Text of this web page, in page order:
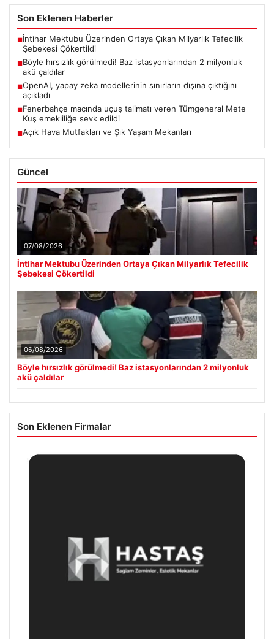
Son Eklenen Haberler
■İntihar Mektubu Üzerinden Ortaya Çıkan Milyarlık Tefecilik
Şebekesi Çökertildi
■Böyle hırsızlık görülmedi! Baz istasyonlarından 2 milyonluk
akü çaldılar
■OpenAI, yapay zeka modellerinin sınırların dışına çıktığını
açıkladı
■Fenerbahçe maçında uçuş talimatı veren Tümgeneral Mete
Kuş emekliliğe sevk edildi
■Açık Hava Mutfakları ve Şık Yaşam Mekanları
Güncel
07/08/2026
İntihar Mektubu Üzerinden Ortaya Çıkan Milyarlık Tefecilik
Şebekesi Çökertildi
06/08/2026
Böyle hırsızlık görülmedi! Baz istasyonlarından 2 milyonluk
akü çaldılar
Son Eklenen Firmalar